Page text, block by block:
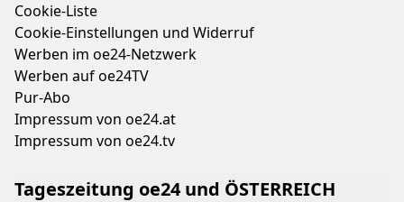
Cookie-Liste
Cookie-Einstellungen und Widerruf
Werben im oe24-Netzwerk
Werben auf oe24TV
Pur-Abo
Impressum von oe24.at
Impressum von oe24.tv
Tageszeitung oe24 und ÖSTERREICH